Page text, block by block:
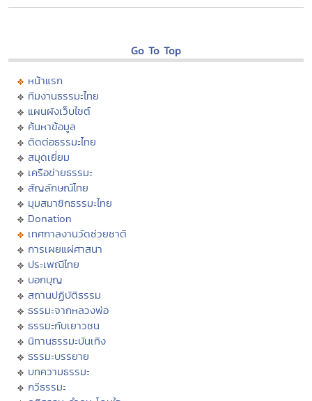
Go To Top
หน้าแรก
ทีมงานธรรมะไทย
แผนผังเว็บไซต์
ค้นหาข้อมูล
ติดต่อธรรมะไทย
สมุดเยี่ยม
เครือข่ายธรรมะ
สัญลักษณ์ไทย
มุมสมาชิกธรรมะไทย
Donation
เทศกาลงานวัดช่วยชาติ
การเผยแผ่ศาสนา
ประเพณีไทย
บอกบุญ
สถานปฏิบัติธรรม
ธรรมะจากหลวงพ่อ
ธรรมะกับเยาวชน
นิทานธรรมะบันเทิง
ธรรมะบรรยาย
บทความธรรมะ
กวีธรรมะ